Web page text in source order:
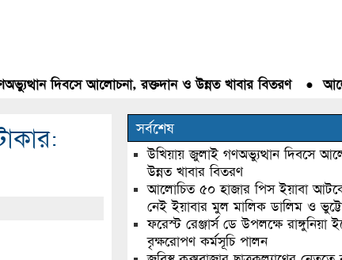
দিবসে আলোচনা, রক্তদান ও উন্নত খাবার বিতরণ●
সর্বশেষ
উখিয়ায় জুলাই গণঅভ্যুত্থান দিবসে
উন্নত খাবার বিতরণ
আলোচিত ৫০ হাজার পিস ইয়াবা
নেই ইয়াবার মুল মালিক ডালিম ও
ফরেস্ট রেঞ্জার্স ডে উপলক্ষে রাঙ্গুনিয়া
বৃক্ষরোপণ কর্মসূচি পালন